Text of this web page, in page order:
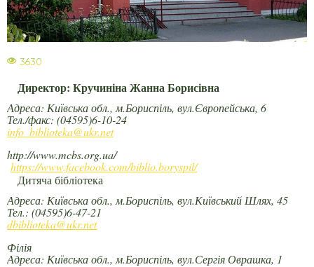
3630
Директор: Кручиніна Жанна Борисівна
Адреса: Київська обл., м.Бориспіль, вул.Європейська, 6
Тел./факс: (04595)6-10-24
info_biblioteka@ukr.net
http://www.mcbs.org.ua/
https://www.facebook.com/biblio.boryspil/
Дитяча бібліотека
Адреса: Київська обл., м.Бориспіль, вул.Київський Шлях, 45
Тел.: (04595)6-47-21
dbiblioteka@ukr.net
Філія
Адреса: Київська обл., м.Бориспіль, вул.Сергія Оврашка, 1